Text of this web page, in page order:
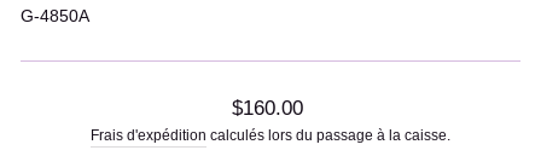
G-4850A
Prix
régulier
$160.00
Frais d'expédition calculés lors du passage à la caisse.